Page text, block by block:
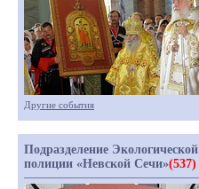
Другие события
Подразделение Экологической
полиции «Невской Сечи»(537)